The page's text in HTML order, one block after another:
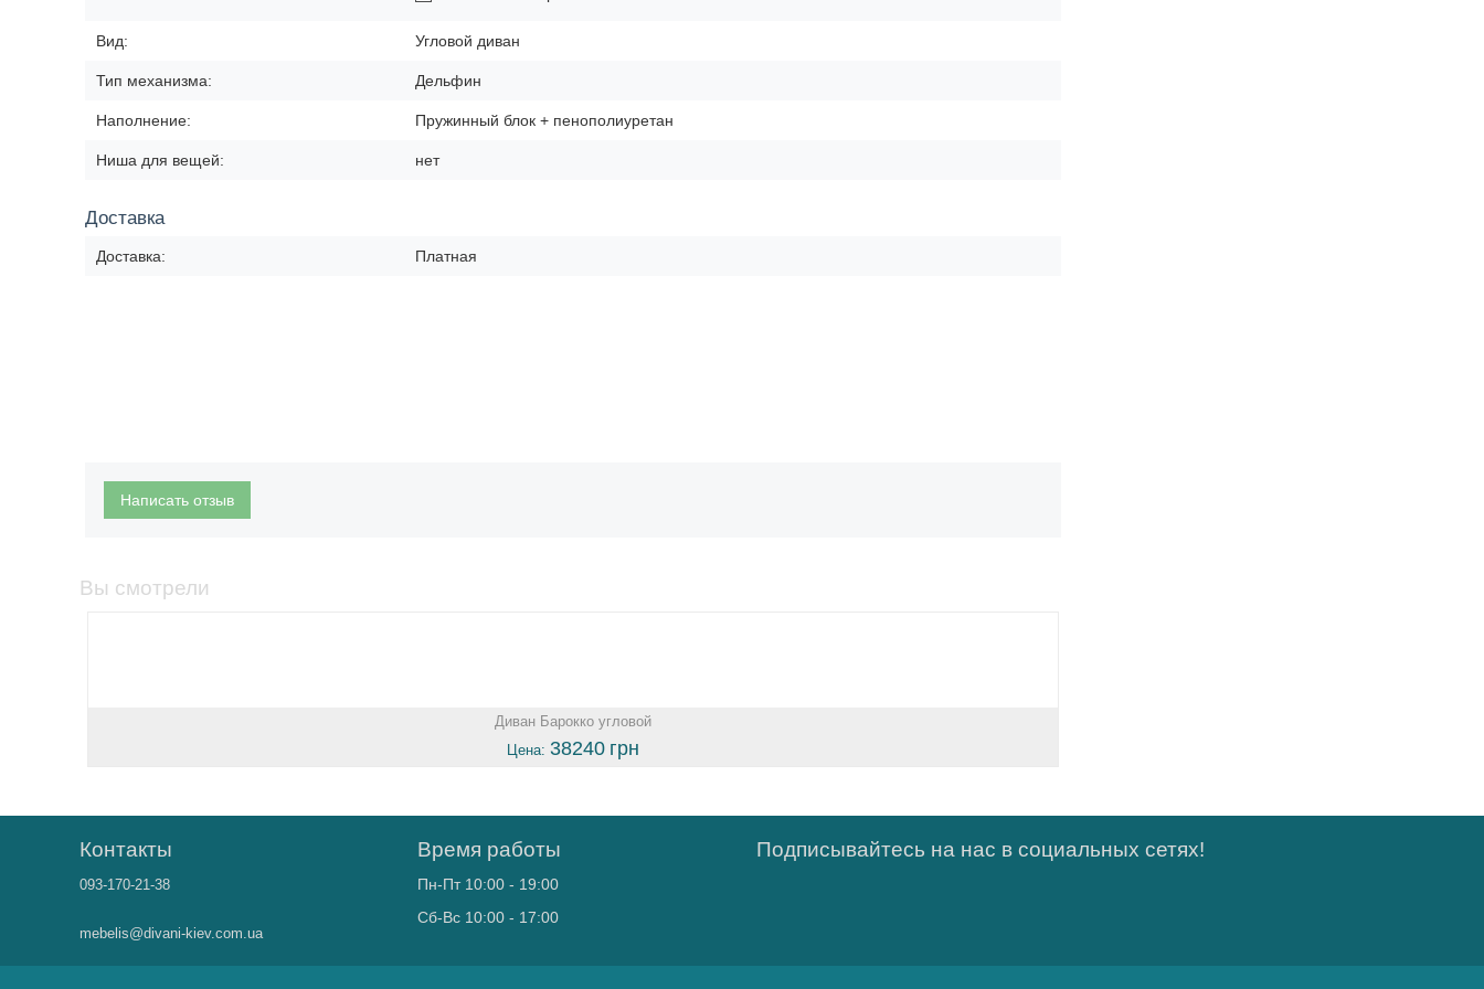
Вид: Угловой диван
Тип механизма: Дельфин
Наполнение: Пружинный блок + пенополиуретан
Ниша для вещей: нет
Доставка
Доставка: Платная
Написать отзыв
Вы смотрели
Диван Барокко угловой
Цена: 38240 грн
Контакты
093-170-21-38
mebelis@divani-kiev.com.ua
Время работы
Пн-Пт 10:00 - 19:00
Сб-Вс 10:00 - 17:00
Подписывайтесь на нас в социальных сетях!